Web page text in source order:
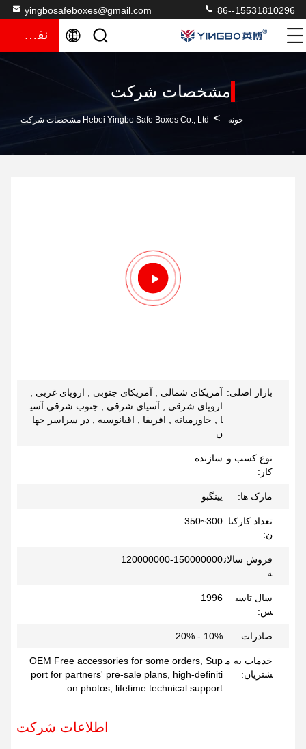
yingbosafeboxes@gmail.com 86--15531810296
نقل قول
مشخصات شرکت
خونه > Hebei Yingbo Safe Boxes Co., Ltd مشخصات شرکت
بازار اصلی: آمریکای شمالی , آمریکای جنوبی , اروپای غربی ,
اروپای شرقی , آسیای شرقی , جنوب شرقی آسی
ا , خاورمیانه , افریقا , اقیانوسیه , در سراسر جها
ن
نوع کسب و
کار:
سازنده
مارک ها: يينگبو
تعداد کارکنا
ن:
300~350
فروش سالان
ه:
120000000-150000000
سال تاسی
س:
1996
صادرات: 10% - 20%
خدمات به م
شتریان:
OEM Free accessories for some orders, Sup
port for partners' pre-sale plans, high-definiti
on photos, lifetime technical support
اطلاعات شرکت